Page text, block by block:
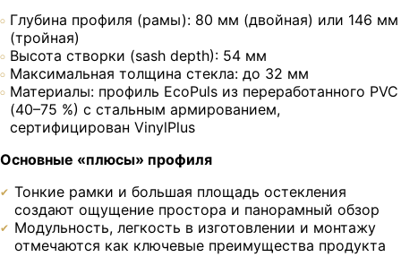
Глубина профиля (рамы): 80 мм (двойная) или 146 мм
(тройная)
Высота створки (sash depth): 54 мм
Максимальная толщина стекла: до 32 мм
Материалы: профиль EcoPuls из переработанного PVC
(40–75 %) с стальным армированием,
сертифицирован VinylPlus
Основные «плюсы» профиля
Тонкие рамки и большая площадь остекления
создают ощущение простора и панорамный обзор
Модульность, легкость в изготовлении и монтажу
отмечаются как ключевые преимущества продукта